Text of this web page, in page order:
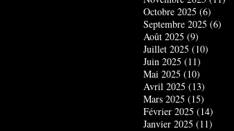
Octobre 2025 (6)
Septembre 2025 (6)
Août 2025 (9)
Juillet 2025 (10)
Juin 2025 (11)
Mai 2025 (10)
Avril 2025 (13)
Mars 2025 (15)
Février 2025 (14)
Janvier 2025 (11)